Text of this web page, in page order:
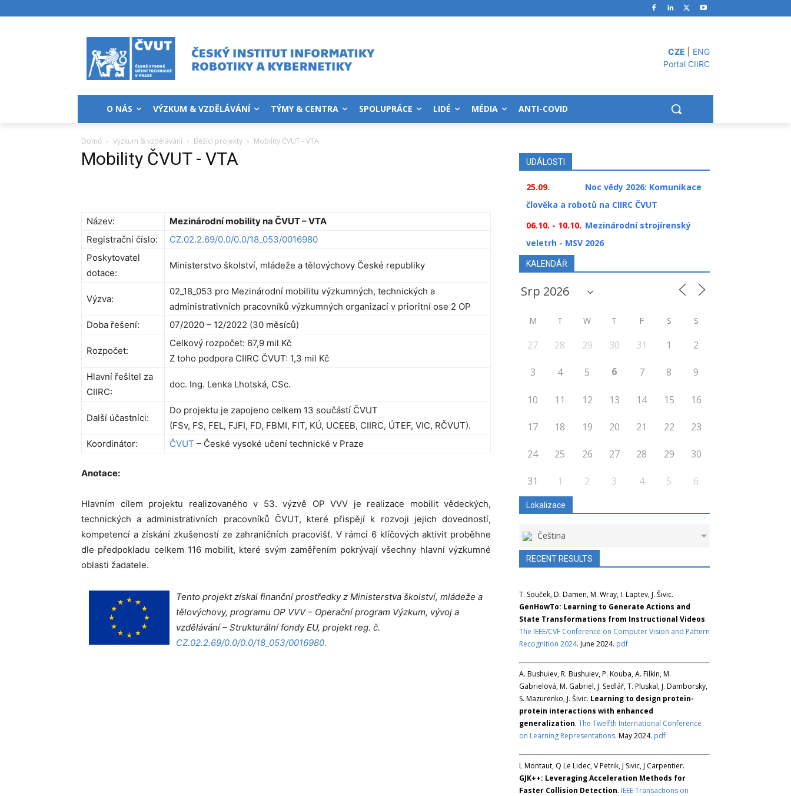
CZE
ENG
Portal CIIRC
O NÁS VÝZKUM & VZDĚLÁVÁNÍ TÝMY & CENTRA SPOLUPRÁCE LIDÉ MÉDIA ANTI-COVID
Domů Výzkum & vzdělávání Běžící projekty Mobility ČVUT - VTA
Mobility ČVUT - VTA
Název:
Mezinárodní mobility na ČVUT – VTA
Registrační číslo:
CZ.02.2.69/0.0/0.0/18_053/0016980
Poskytovatel
dotace:
Ministerstvo školství, mládeže a tělovýchovy České republiky
Výzva:
02_18_053 pro Mezinárodní mobilitu výzkumných, technických a
administrativních pracovníků výzkumných organizací v prioritní ose 2 OP
Doba řešení:
07/2020 – 12/2022 (30 měsíců)
Rozpočet:
Celkový rozpočet: 67,9 mil Kč
Z toho podpora CIIRC ČVUT: 1,3 mil Kč
Hlavní řešitel za
CIIRC:
doc. Ing. Lenka Lhotská, CSc.
Další účastníci:
Do projektu je zapojeno celkem 13 součástí ČVUT
(FSv, FS, FEL, FJFI, FD, FBMI, FIT, KÚ, UCEEB, CIIRC, ÚTEF, VIC, RČVUT).
Koordinátor:
ČVUT – České vysoké učení technické v Praze
Anotace:
Hlavním cílem projektu realizovaného v 53. výzvě OP VVV je realizace mobilit vědeckých,
technických a administrativních pracovníků ČVUT, které přispějí k rozvoji jejich dovedností,
kompetencí a získání zkušeností ze zahraničních pracovišť. V rámci 6 klíčových aktivit proběhne
dle předpokladu celkem 116 mobilit, které svým zaměřením pokrývají všechny hlavní výzkumné
oblasti žadatele.
Tento projekt získal finanční prostředky z Ministerstva školství, mládeže a
tělovýchovy, programu OP VVV – Operační program Výzkum, vývoj a
vzdělávání – Strukturální fondy EU, projekt reg. č.
CZ.02.2.69/0.0/0.0/18_053/0016980.
UDÁLOSTI
25.09.
Noc vědy 2026: Komunikace
člověka a robotů na CIIRC ČVUT
06.10. - 10.10. Mezinárodní strojírenský
veletrh - MSV 2026
KALENDÁŘ
M T W T F S S
27 28 29 30 31 1 2
3 4 5 6 7 8 9
10 11 12 13 14 15 16
17 18 19 20 21 22 23
24 25 26 27 28 29 30
31 1 2 3 4 5 6
Lokalizace
Čeština
RECENT RESULTS
T. Souček, D. Damen, M. Wray, I. Laptev, J. Šivic.
GenHowTo: Learning to Generate Actions and
State Transformations from Instructional Videos.
The IEEE/CVF Conference on Computer Vision and Pattern
Recognition 2024. June 2024. pdf
A. Bushuiev, R. Bushuiev, P. Kouba, A. Filkin, M.
Gabrielová, M. Gabriel, J. Sedlář, T. Pluskal, J. Damborsky,
S. Mazurenko, J. Šivic. Learning to design protein-
protein interactions with enhanced
generalization. The Twelfth International Conference
on Learning Representations. May 2024. pdf
L Montaut, Q Le Lidec, V Petrik, J Sivic, J Carpentier.
GJK++: Leveraging Acceleration Methods for
Faster Collision Detection. IEEE Transactions on